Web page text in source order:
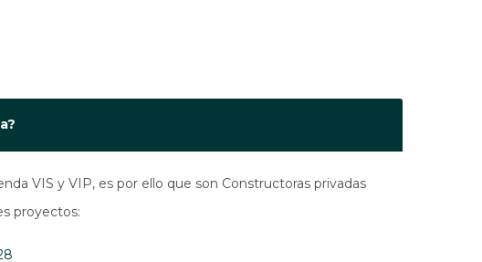
VIS y VIP, es por ello que son Constructoras privadas
proyectos: